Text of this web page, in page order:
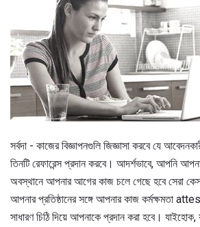
সর্বদা - কাজের বিজ্ঞাপনগুলি জিজ্ঞাসা করবে যে
তিনটি রেফারেন্স প্রদান করবে। আদর্শভাবে, আপনি
অবস্থানে আপনার আগের কাজ চলে গেছে হবে সেরা কেস
আপনার প্রতিষ্ঠানের সঙ্গে আপনার কাজ কর্মক্ষমতা
সাধারণ চিঠি দিয়ে আপনাকে প্রদান করা হবে।